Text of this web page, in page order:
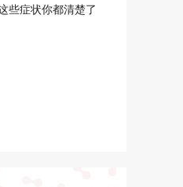
些症状你都清楚了